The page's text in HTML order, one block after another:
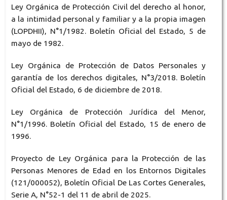
Ley Orgánica de Protección Civil del derecho al honor,
a la intimidad personal y familiar y a la propia imagen
(LOPDHII), N°1/1982. Boletín Oficial del Estado, 5 de
mayo de 1982.
Ley Orgánica de Protección de Datos Personales y
garantía de los derechos digitales, N°3/2018. Boletín
Oficial del Estado, 6 de diciembre de 2018.
Ley Orgánica de Protección Jurídica del Menor,
N°1/1996. Boletín Oficial del Estado, 15 de enero de
1996.
Proyecto de Ley Orgánica para la Protección de las
Personas Menores de Edad en los Entornos Digitales
(121/000052), Boletín Oficial De Las Cortes Generales,
Serie A, N°52-1 del 11 de abril de 2025.